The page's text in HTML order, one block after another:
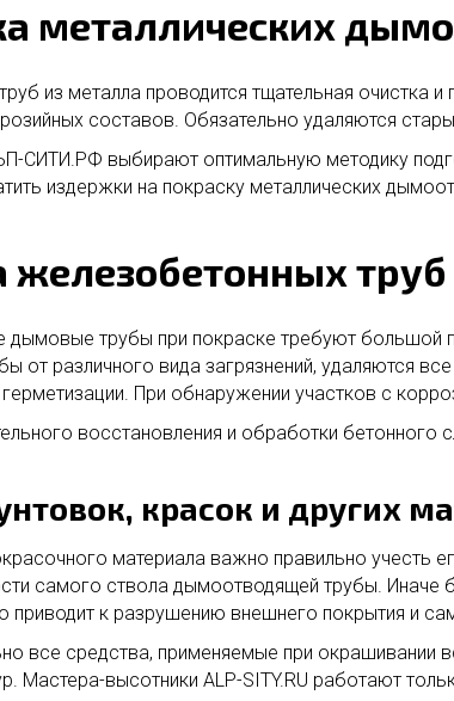
металлических
из металла проводится тщательная очистка
составов. Обязательно удаляются
СИТИ.РФ выбирают оптимальную методику
издержки на покраску металлических
железобетонных труб
дымовые трубы при покраске требуют
от различного вида загрязнений, удаляются
герметизации. При обнаружении участков с
восстановления и обработки бетонного
красок и других
материала важно правильно учесть
самого ствола дымоотводящей трубы. Иначе
приводит к разрушению внешнего покрытия и
все средства, применяемые при
Мастера-высотники ALP-SITY.RU работают